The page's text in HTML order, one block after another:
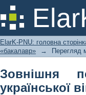
Зовнішня
ElarK-PNU: головна
«бакалавр»
→ Перегляд
Зовнішня
української